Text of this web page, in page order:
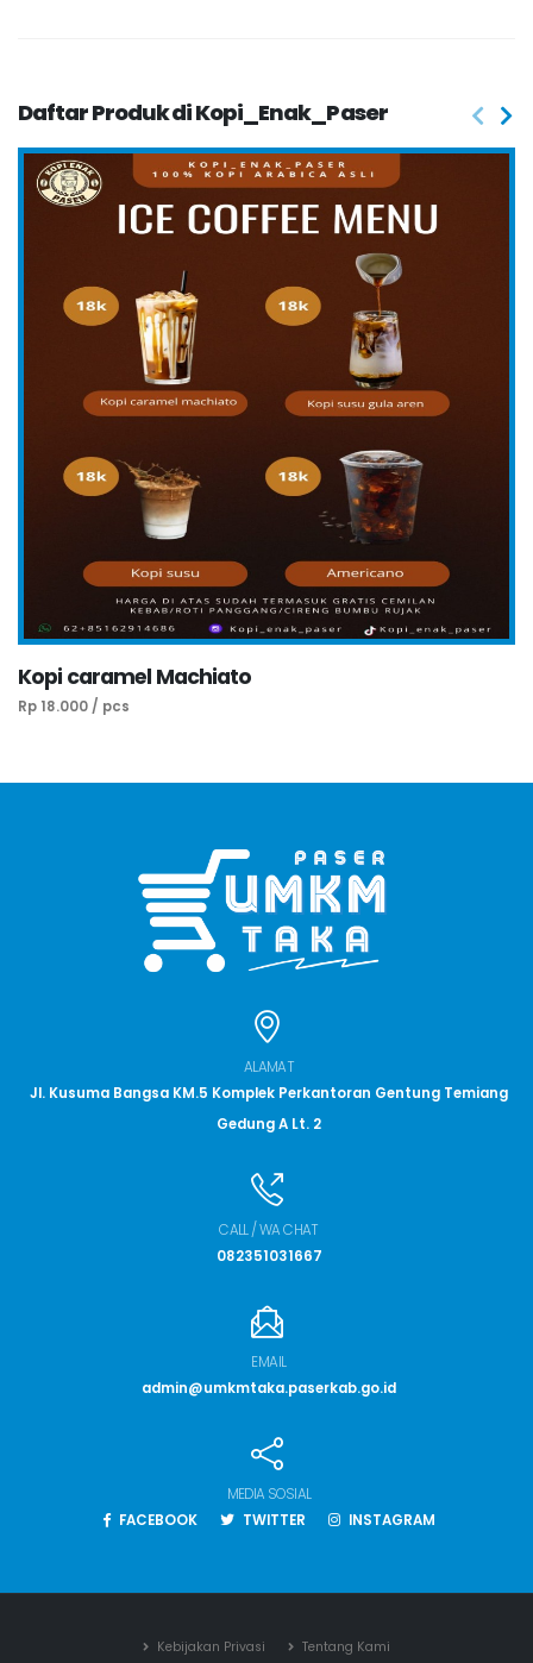
Daftar Produk di Kopi_Enak_Paser
Kopi caramel Machiato
Rp 18.000 / pcs
ALAMAT
Jl. Kusuma Bangsa KM.5 Komplek Perkantoran Gentung Temiang
Gedung A Lt. 2
CALL / WA CHAT
082351031667
EMAIL
admin@umkmtaka.paserkab.go.id
MEDIA SOSIAL
FACEBOOK
TWITTER INSTAGRAM
Kebijakan Privasi Tentang Kami